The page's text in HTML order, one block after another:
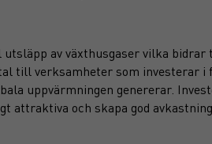
av växthusgaser vilka
till verksamheter som investerar i
uppvärmningen genererar.
attraktiva och skapa god